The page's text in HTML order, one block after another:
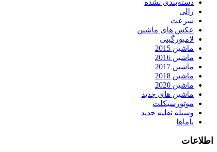
دسته‌بندی نشده
رالی
سرعت
عکس های ماشین
لامبورگینی
ماشین 2015
ماشین 2016
ماشین 2017
ماشین 2018
ماشین 2020
ماشین های جدید
موتورسیکلت
وسیله نقلیه جدید
یاماها
اطلاعات